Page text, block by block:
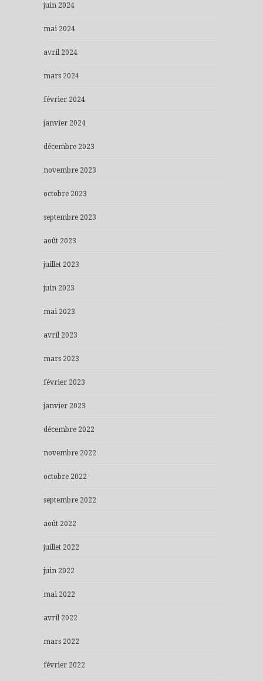
juin 2024
mai 2024
avril 2024
mars 2024
février 2024
janvier 2024
décembre 2023
novembre 2023
octobre 2023
septembre 2023
août 2023
juillet 2023
juin 2023
mai 2023
avril 2023
mars 2023
février 2023
janvier 2023
décembre 2022
novembre 2022
octobre 2022
septembre 2022
août 2022
juillet 2022
juin 2022
mai 2022
avril 2022
mars 2022
février 2022